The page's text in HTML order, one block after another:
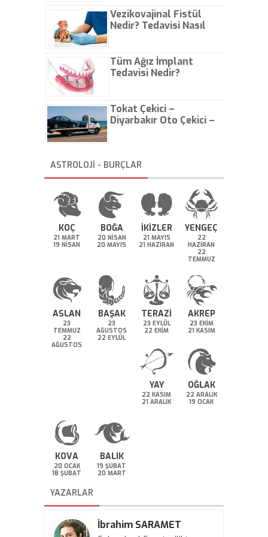
Vezikovajinal Fistül
Nedir? Tedavisi Nasıl
Tüm Ağız İmplant
Tedavisi Nedir?
Tokat Çekici –
Diyarbakır Oto Çekici –
ASTROLOJİ - BURÇLAR
KOÇ
21 MART
19 NİSAN
BOĞA
20 NİSAN
20 MAYIS
İKİZLER
21 MAYIS
21 HAZİRAN
YENGEÇ
22
HAZİRAN
22
TEMMUZ
ASLAN
23
TEMMUZ
22
AĞUSTOS
BAŞAK
23
AĞUSTOS
22 EYLÜL
TERAZİ
23 EYLÜL
22 EKİM
AKREP
23 EKİM
21 KASIM
YAY
22 KASIM
21 ARALIK
OĞLAK
22 ARALIK
19 OCAK
KOVA
20 OCAK
18 ŞUBAT
BALIK
19 ŞUBAT
20 MART
YAZARLAR
İbrahim SARAMET